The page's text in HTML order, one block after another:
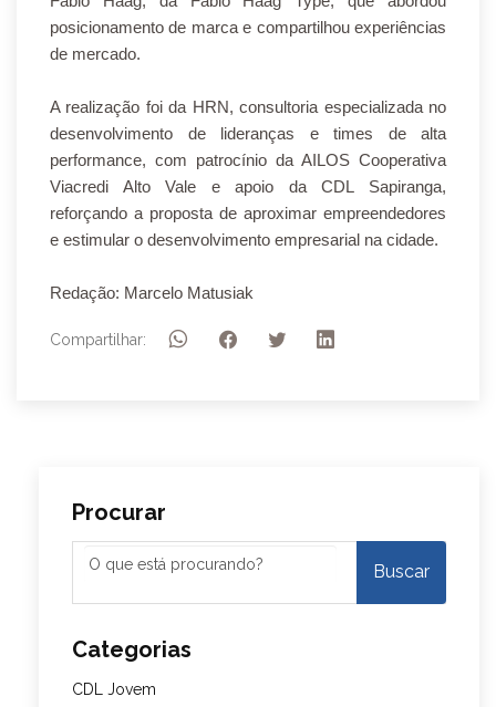
posicionamento de marca e compartilhou experiências
de mercado.
A realização foi da HRN, consultoria especializada no
desenvolvimento de lideranças e times de alta
performance, com patrocínio da AILOS Cooperativa
Viacredi Alto Vale e apoio da CDL Sapiranga,
reforçando a proposta de aproximar empreendedores
e estimular o desenvolvimento empresarial na cidade.
Redação: Marcelo Matusiak
Compartilhar:
Procurar
Categorias
CDL Jovem